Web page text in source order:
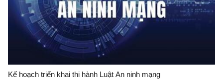
Kế hoạch triển khai thi hành Luật An ninh mạng